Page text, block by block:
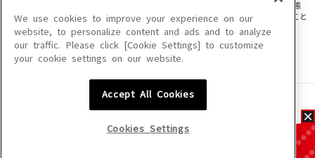
このサイトに掲載されている一切の文章・画像・写真・動画・音声等を、手段や形態
を問わず、著作権法の定める範囲を超えて無断で複製、転載、ファイル化などすること
を禁じます。
楽曲及びコンテンツは、機種によりご利用いただけない場合があります。
楽曲及びコンテンツの配信日、配信内容が変更になる場合があります。
We use cookies to improve your experience on our
website, to personalize content and ads and to analyze
our traffic. Please click [Cookie Settings] to customize
your cookie settings on our website.
Accept All Cookies
Cookies Settings